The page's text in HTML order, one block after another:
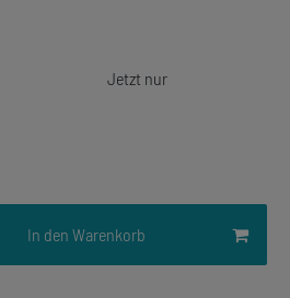
In den Warenkorb